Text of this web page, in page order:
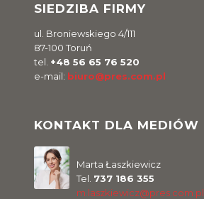
SIEDZIBA FIRMY
ul. Broniewskiego 4/111
87-100 Toruń
tel. +48 56 65 76 520
e-mail: biuro@pres.com.pl
KONTAKT DLA MEDIÓW
Marta Łaszkiewicz
Tel. 737 186 355
m.laszkiewicz@pres.com.pl